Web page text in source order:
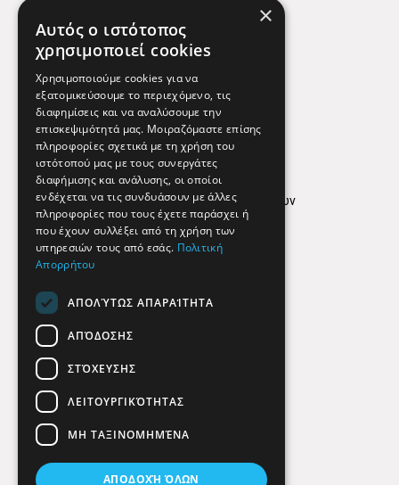
Χρήσιμα Τηλέφωνα
Εφημερεύοντα Φαρμακεία
Απόρρητο
Όροι Χρήσης
Πολιτική προστασίας δεδομένων
Findhere
Social Media
×
Αυτός ο ιστότοπος
χρησιμοποιεί cookies
Χρησιμοποιούμε cookies για να
εξατομικεύσουμε το περιεχόμενο, τις
διαφημίσεις και να αναλύσουμε την
επισκεψιμότητά μας. Μοιραζόμαστε επίσης
πληροφορίες σχετικά με τη χρήση του
ιστότοπού μας με τους συνεργάτες
διαφήμισης και ανάλυσης, οι οποίοι
ενδέχεται να τις συνδυάσουν με άλλες
πληροφορίες που τους έχετε παράσχει ή
που έχουν συλλέξει από τη χρήση των
υπηρεσιών τους από εσάς. Πολιτική
Απορρήτου
ΑΠΟΛΎΤΩΣ ΑΠΑΡΑΊΤΗΤΑ
ΑΠΌΔΟΣΗΣ
ΣΤΌΧΕΥΣΗΣ
ΛΕΙΤΟΥΡΓΙΚΌΤΗΤΑΣ
ΜΗ ΤΑΞΙΝΟΜΗΜΈΝΑ
ΑΠΟΔΟΧΉ ΌΛΩΝ